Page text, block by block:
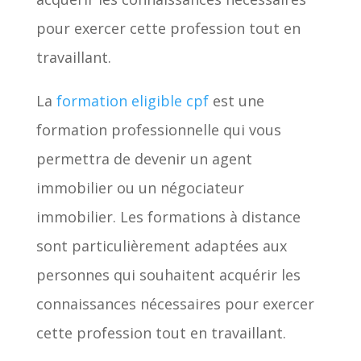
pour exercer cette profession tout en
travaillant.
La formation eligible cpfest une
formation professionnelle qui vous
permettra de devenir un agent
immobilier ou un négociateur
immobilier. Les formations à distance
sont particulièrement adaptées aux
personnes qui souhaitent acquérir les
connaissances nécessaires pour exercer
cette profession tout en travaillant.